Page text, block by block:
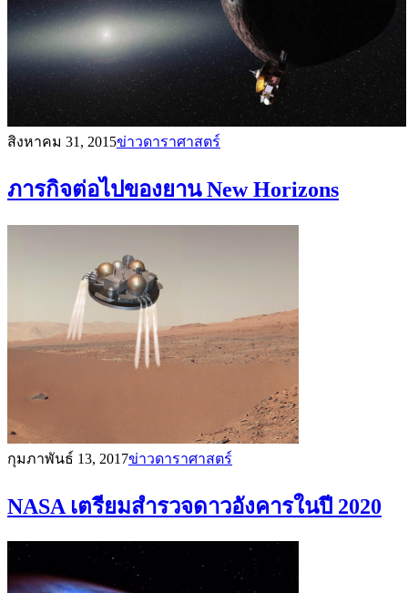
สิงหาคม 31, 2015ข่าวดาราศาสตร์
ภารกิจต่อไปของยาน New Horizons
กุมภาพันธ์ 13, 2017ข่าวดาราศาสตร์
NASA เตรียมสำรวจดาวอังคารในปี 2020